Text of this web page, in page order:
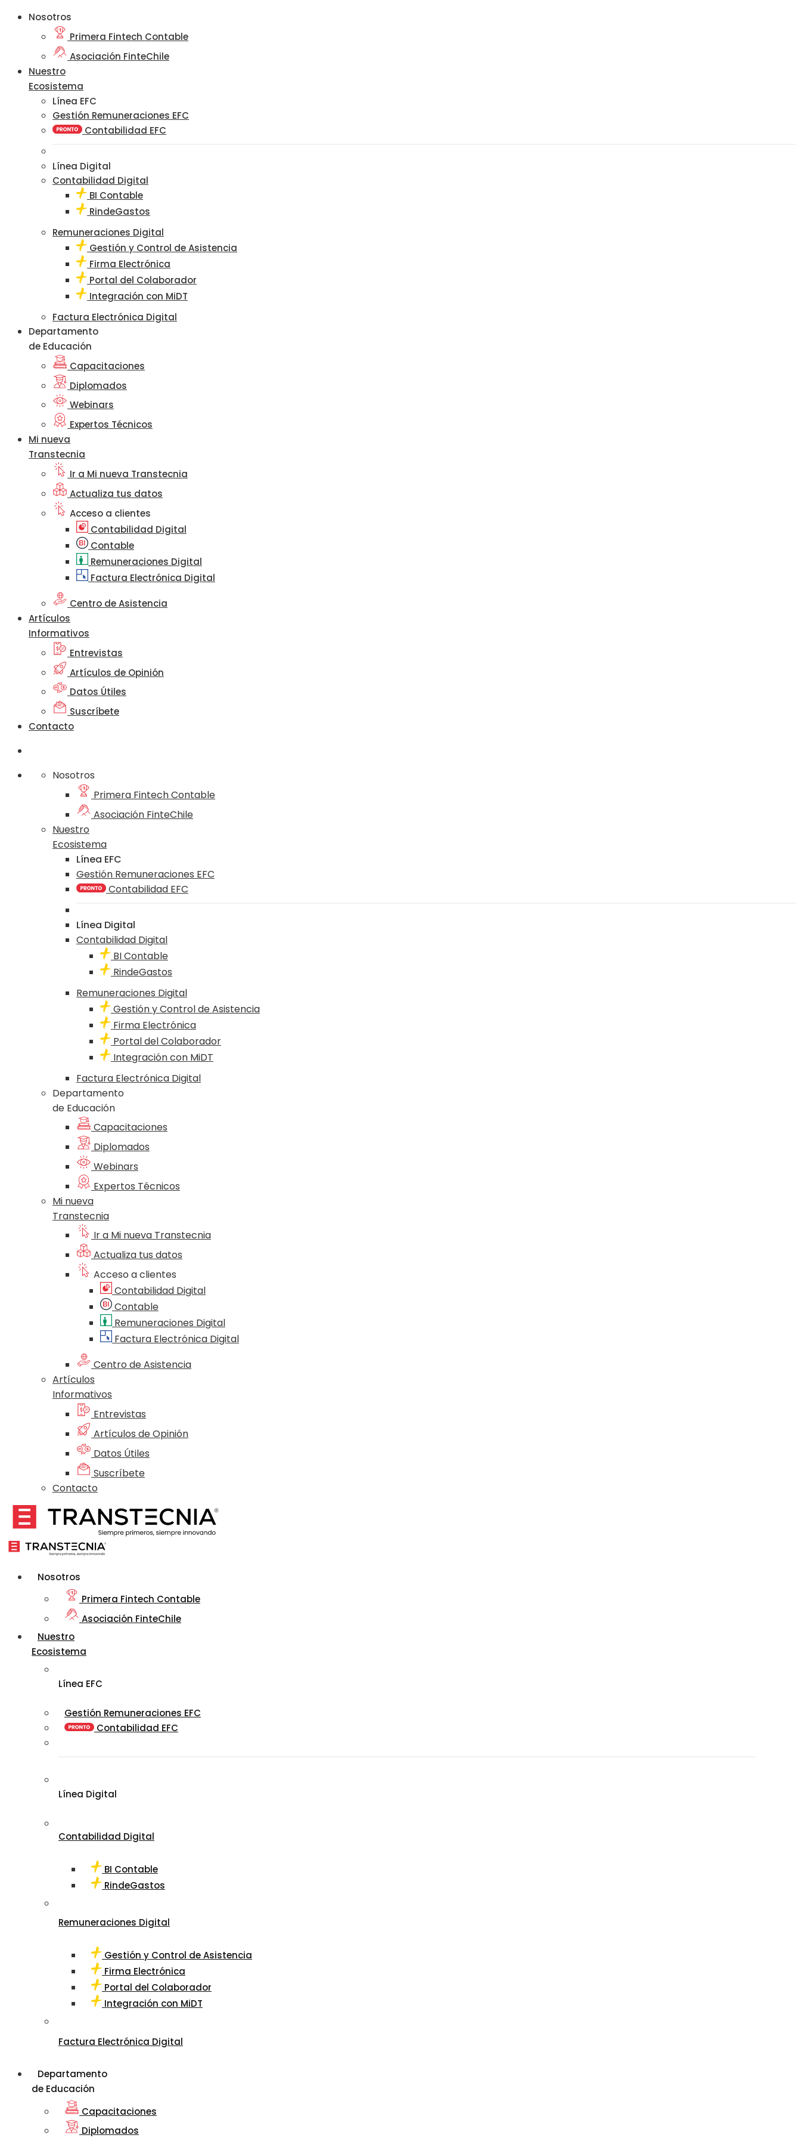
Nosotros
Primera Fintech Contable
Asociación FinteChile
Nuestro
Ecosistema
Línea EFC
Gestión Remuneraciones EFC
Contabilidad EFC
Línea Digital
Contabilidad Digital
BI Contable
RindeGastos
Remuneraciones Digital
Gestión y Control de Asistencia
Firma Electrónica
Portal del Colaborador
Integración con MiDT
Factura Electrónica Digital
Departamento
de Educación
Capacitaciones
Diplomados
Webinars
Expertos Técnicos
Mi nueva
Transtecnia
Ir a Mi nueva Transtecnia
Actualiza tus datos
Acceso a clientes
Contabilidad Digital
Contable
Remuneraciones Digital
Factura Electrónica Digital
Centro de Asistencia
Artículos
Informativos
Entrevistas
Artículos de Opinión
Datos Útiles
Suscríbete
Contacto
Nosotros
Primera Fintech Contable
Asociación FinteChile
Nuestro
Ecosistema
Línea EFC
Gestión Remuneraciones EFC
Contabilidad EFC
Línea Digital
Contabilidad Digital
BI Contable
RindeGastos
Remuneraciones Digital
Gestión y Control de Asistencia
Firma Electrónica
Portal del Colaborador
Integración con MiDT
Factura Electrónica Digital
Departamento
de Educación
Capacitaciones
Diplomados
Webinars
Expertos Técnicos
Mi nueva
Transtecnia
Ir a Mi nueva Transtecnia
Actualiza tus datos
Acceso a clientes
Contabilidad Digital
Contable
Remuneraciones Digital
Factura Electrónica Digital
Centro de Asistencia
Artículos
Informativos
Entrevistas
Artículos de Opinión
Datos Útiles
Suscríbete
Contacto
Nosotros
Primera Fintech Contable
Asociación FinteChile
Nuestro
Ecosistema
Línea EFC
Gestión Remuneraciones EFC
Contabilidad EFC
Línea Digital
Contabilidad Digital
BI Contable
RindeGastos
Remuneraciones Digital
Gestión y Control de Asistencia
Firma Electrónica
Portal del Colaborador
Integración con MiDT
Factura Electrónica Digital
Departamento
de Educación
Capacitaciones
Diplomados